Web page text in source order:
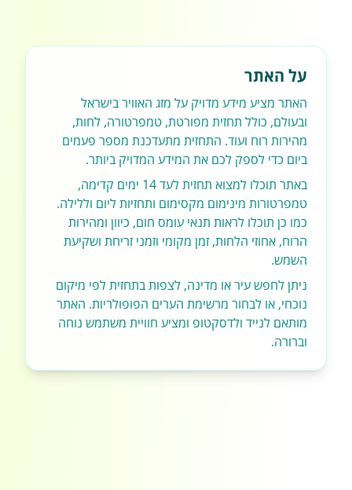
על האתר
האתר מציע מידע מדויק על מזג האוויר בישראל
ובעולם, כולל תחזית מפורטת, טמפרטורה, לחות,
מהירות רוח ועוד. התחזית מתעדכנת מספר פעמים
ביום כדי לספק לכם את המידע המדויק ביותר.
באתר תוכלו למצוא תחזית לעד 14 ימים קדימה,
טמפרטורות מינימום מקסימום ותחזיות ליום וללילה.
כמו כן תוכלו לראות תנאי עומס חום, כיוון ומהירות
הרוח, אחוזי הלחות, זמן מקומי וזמני זריחת ושקיעת
השמש.
ניתן לחפש עיר או מדינה, לצפות בתחזית לפי מיקום
נוכחי, או לבחור מרשימת הערים הפופולריות. האתר
מותאם לנייד ולדסקטופ ומציע חוויית משתמש נוחה
וברורה.